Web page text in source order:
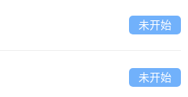
未开始
未开始